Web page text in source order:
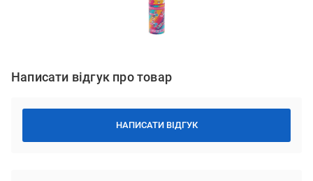
Написати відгук про товар
НАПИСАТИ ВІДГУК